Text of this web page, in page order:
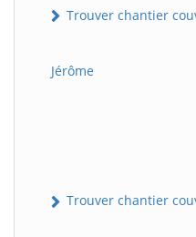
Trouver chantier
Jérôme
Trouver chantier